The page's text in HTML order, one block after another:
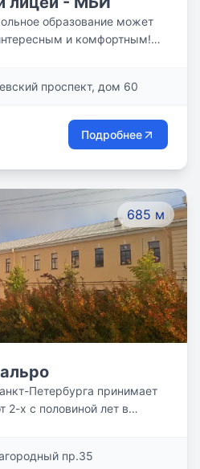
образование может
и комфортным!
проспект, дом 60
Подробнее
685 м
Петербурга принимает
2-х с половиной лет в
пр.35